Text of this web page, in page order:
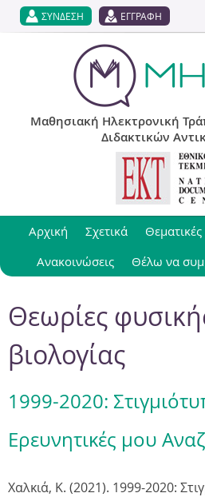
Jump to
ΣΥΝΔΕΣΗ ΕΓΓΡΑΦΗ
Μαθησιακή Ηλεκτρονική
Διδακτικών
Αρχική Σχετικά
Ανακοινώσεις
Θέλω να
Θεωρίες
βιολογίας
1999-2020:
Ερευνητικές μου
Χαλκιά, Κ. (2021). 1999-2020: